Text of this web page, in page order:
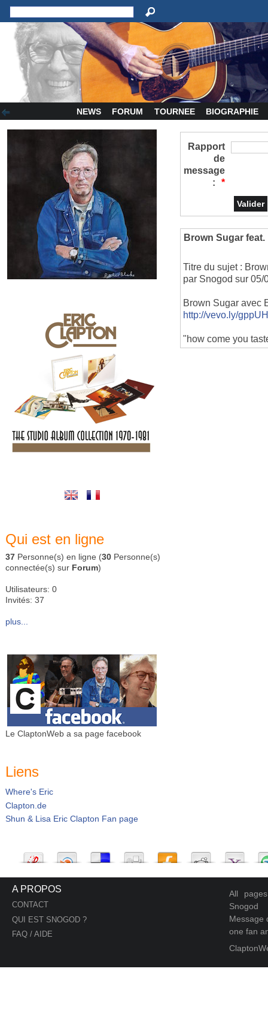
NEWS FORUM TOURNEE BIOGRAPHIE
Qui est en ligne
37 Personne(s) en ligne (30 Personne(s)
connectée(s) sur Forum)
Utilisateurs: 0
Invités: 37
plus...
Le ClaptonWeb a sa page facebook
Liens
Where's Eric
Clapton.de
Shun & Lisa Eric Clapton Fan page
Rapport
de
message
:
*
Brown Sugar feat.
Titre du sujet :
par Snogod sur 05/
Brown Sugar avec
http://vevo.ly/
"how come you
A PROPOS
CONTACT
QUI EST SNOGOD ?
FAQ / AIDE
All
Snogod
Message
one fan